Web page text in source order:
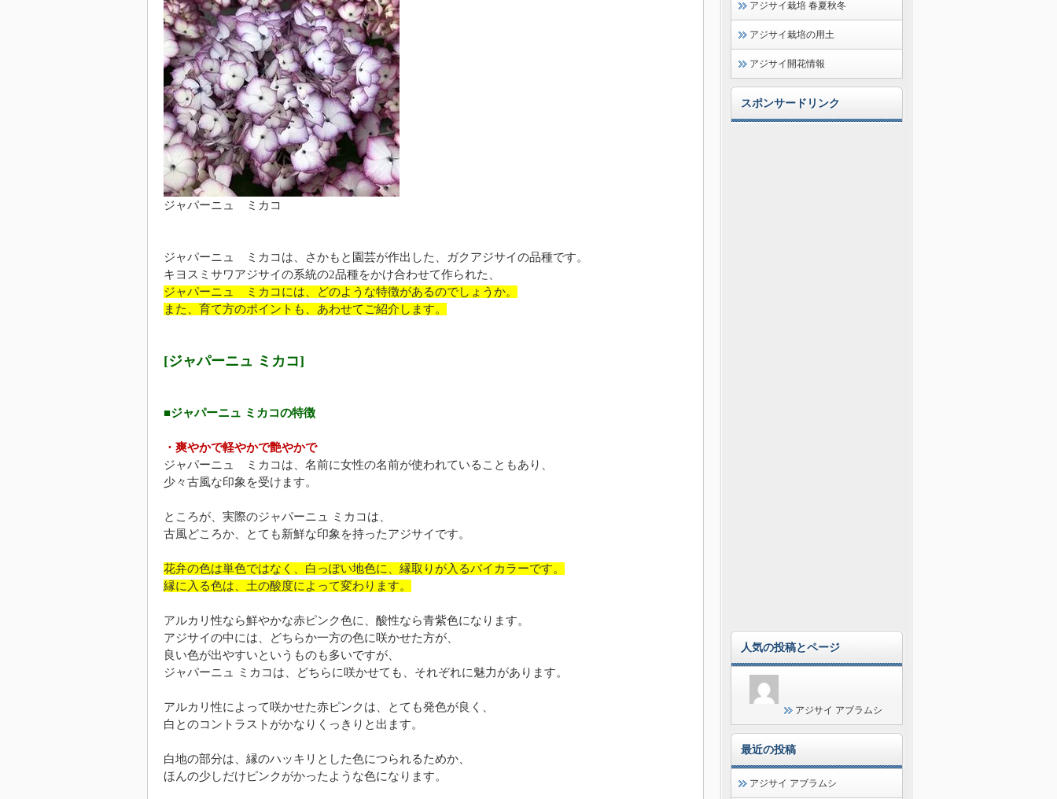
ジャパーニュ ミカコ
ジャパーニュ ミカコは、さかもと園芸が作出した、ガクアジサイの品種です。
キヨスミサワアジサイの系統の2品種をかけ合わせて作られた、
ジャパーニュ ミカコには、どのような特徴があるのでしょうか。
また、育て方のポイントも、あわせてご紹介します。
[ジャパーニュ ミカコ]
■ジャパーニュ ミカコの特徴
・爽やかで軽やかで艶やかで
ジャパーニュ ミカコは、名前に女性の名前が使われていることもあり、
少々古風な印象を受けます。
ところが、実際のジャパーニュ ミカコは、
古風どころか、とても新鮮な印象を持ったアジサイです。
花弁の色は単色ではなく、白っぽい地色に、縁取りが入るバイカラーです。
縁に入る色は、土の酸度によって変わります。
アルカリ性なら鮮やかな赤ピンク色に、酸性なら青紫色になります。
アジサイの中には、どちらか一方の色に咲かせた方が、
良い色が出やすいというものも多いですが、
ジャパーニュ ミカコは、どちらに咲かせても、それぞれに魅力があります。
アルカリ性によって咲かせた赤ピンクは、とても発色が良く、
白とのコントラストがかなりくっきりと出ます。
白地の部分は、縁のハッキリとした色につられるためか、
ほんの少しだけピンクがかったような色になります。
アジサイ栽培 春夏秋冬
アジサイ栽培の用土
アジサイ開花情報
スポンサードリンク
人気の投稿とページ
アジサイ アブラムシ
最近の投稿
アジサイ アブラムシ